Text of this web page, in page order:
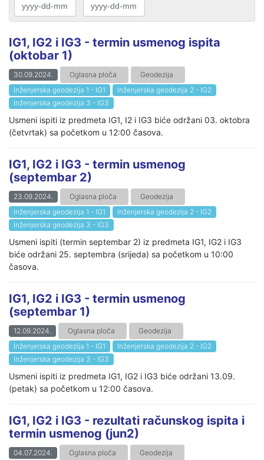
IG1, IG2 i IG3 - termin usmenog ispita
(oktobar 1)
30.09.2024. Oglasna ploča
Geodezija
Inženjerska geodezija 1 - IG1
Inženjerska geodezija 2 - IG2
Inženjerska geodezija 3 - IG3
Usmeni ispiti iz predmeta IG1, I2 i IG3 biće održani 03. oktobra
(četvrtak) sa početkom u 12:00 časova.
IG1, IG2 i IG3 - termin usmenog
(septembar 2)
23.09.2024. Oglasna ploča
Geodezija
Inženjerska geodezija 1 - IG1
Inženjerska geodezija 2 - IG2
Inženjerska geodezija 3 - IG3
Usmeni ispiti (termin septembar 2) iz predmeta IG1, IG2 i IG3
biće održani 25. septembra (srijeda) sa početkom u 10:00
časova.
IG1, IG2 i IG3 - termin usmenog
(septembar 1)
12.09.2024. Oglasna ploča
Geodezija
Inženjerska geodezija 1 - IG1
Inženjerska geodezija 2 - IG2
Inženjerska geodezija 3 - IG3
Usmeni ispiti iz predmeta IG1, IG2 i IG3 biće održani 13.09.
(petak) sa početkom u 12:00 časova.
IG1, IG2 i IG3 - rezultati računskog ispita i
termin usmenog (jun2)
04.07.2024. Oglasna ploča
Geodezija